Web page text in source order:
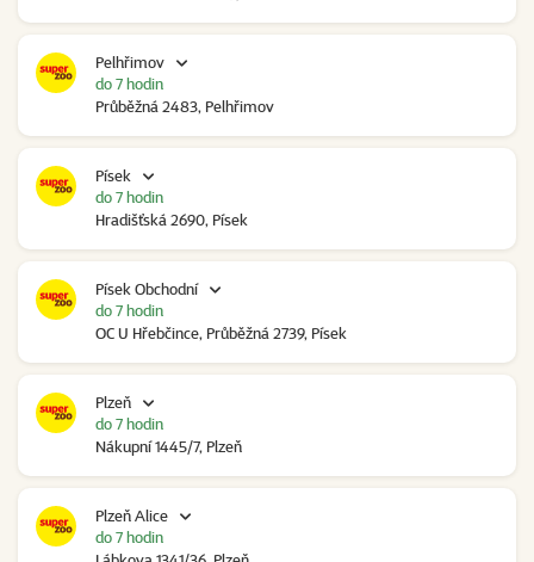
Pelhřimov
Průběžná 2483, Pelhřimov
do 7 hodin
Písek
Hradišťská 2690, Písek
do 7 hodin
Písek Obchodní
OC U Hřebčince, Průběžná 2739, Písek
do 7 hodin
Plzeň
Nákupní 1445/7, Plzeň
do 7 hodin
Plzeň Alice
do 7 hodin